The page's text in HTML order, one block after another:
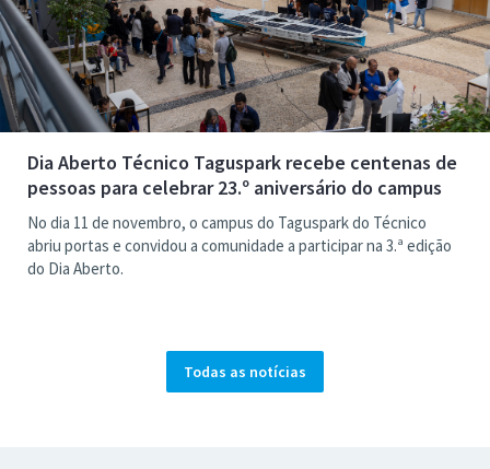
Dia Aberto Técnico Taguspark recebe centenas de
pessoas para celebrar 23.º aniversário do campus
No dia 11 de novembro, o campus do Taguspark do Técnico
abriu portas e convidou a comunidade a participar na 3.ª edição
do Dia Aberto.
Todas as notícias